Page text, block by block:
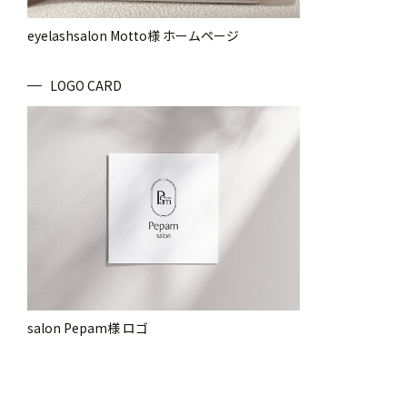
eyelashsalon Motto様 ホームページ
LOGO CARD
salon Pepam様 ロゴ